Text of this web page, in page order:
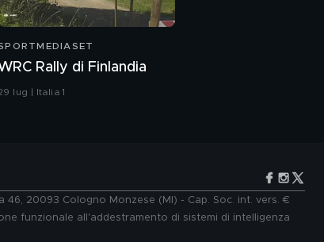
Rally di Finlandia
lug | Italia 1
46, 20093 Cologno Monzese (MI) - Cap. Soc. int. vers. €
funzionale all'addestramento di sistemi di intelligenza